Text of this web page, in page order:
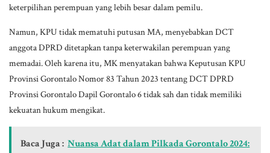
keterpilihan perempuan yang lebih besar dalam pemilu.
Namun, KPU tidak mematuhi putusan MA, menyebabkan DCT
anggota DPRD ditetapkan tanpa keterwakilan perempuan yang
memadai. Oleh karena itu, MK menyatakan bahwa Keputusan KPU
Provinsi Gorontalo Nomor 83 Tahun 2023 tentang DCT DPRD
Provinsi Gorontalo Dapil Gorontalo 6 tidak sah dan tidak memiliki
kekuatan hukum mengikat.
Baca Juga : Nuansa Adat dalam Pilkada Gorontalo 2024: